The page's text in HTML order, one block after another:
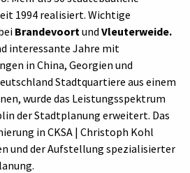
1994 realisiert. Wichtige
Brandevoort und Vleuterweide.
interessante Jahre mit
in China, Georgien und
Stadtquartiere aus einem
wurde das Leistungsspektrum
der Stadtplanung erweitert. Das
in CKSA | Christoph Kohl
und der Aufstellung spezialisierter